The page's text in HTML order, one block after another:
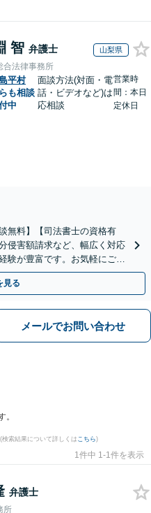
智 弁護士 山梨県
合法律事務所
平村
も相談
中
面談方法(対面・電
話・ビデオなど)は
応相談
営業時
間：本日
定休日
無料】【司法書士の資格有
侵害額請求など、幅広く対応
験が豊富です。お気軽にご相
ンライン面談可】
見る
メールでお問い合わせ
。
(検索結果について詳しくは こちら)
1件中 1-1件を表示
弁護士
所